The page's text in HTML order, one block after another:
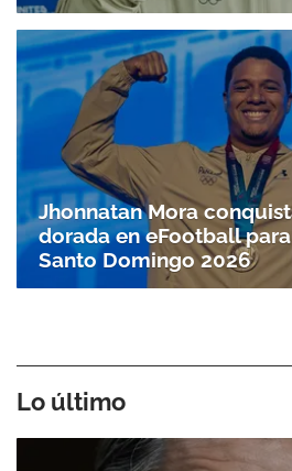
Jhonnatan Mora
dorada en eFootball
Santo Doming­o 2026
Lo último